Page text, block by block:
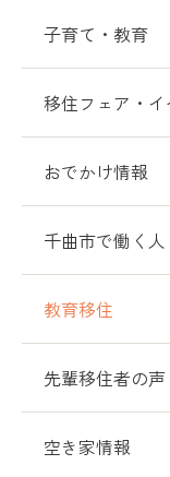
子育て・教育
移住フェア・イ
おでかけ情報
千曲市で働く人
教育移住
先輩移住者の声
空き家情報